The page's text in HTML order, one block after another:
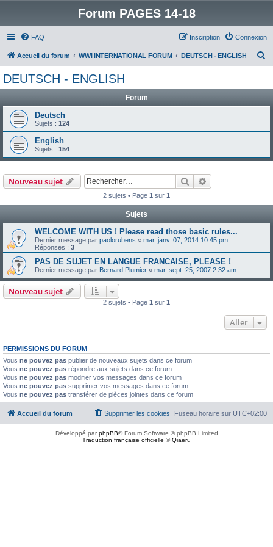
Forum PAGES 14-18
FAQ Connexion
Inscription
Accueil du forum WWI INTERNATIONAL FORUM DEUTSCH - ENGLISH
h
DEUTSCH - ENGLISH
Forum
Deutsch
Sujets : 124
English
Sujets : 154
Nouveau sujet Rechercher
2 sujets • Page 1 sur 1
Sujets
WELCOME WITH US ! Please read those basic rules...
Dernier message par paolorubens « mar. janv. 07, 2014 10:45 pm
Réponses : 3
PAS DE SUJET EN LANGUE FRANCAISE, PLEASE !
Dernier message par Bernard Plumier « mar. sept. 25, 2007 2:32 am
Nouveau sujet
2 sujets • Page 1 sur 1
Aller
PERMISSIONS DU FORUM
Vous ne pouvez pas publier de nouveaux sujets dans ce forum
Vous ne pouvez pas répondre aux sujets dans ce forum
Vous ne pouvez pas modifier vos messages dans ce forum
Vous ne pouvez pas supprimer vos messages dans ce forum
Vous ne pouvez pas transférer de pièces jointes dans ce forum
Accueil du forum Fuseau horaire sur UTC+02:00
Supprimer les cookies
Développé parphpBB® Forum Software © phpBB Limited
Traduction française officielle ©Qiaeru